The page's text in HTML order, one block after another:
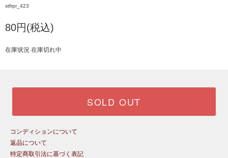
stfrpr_423
80円(税込)
在庫状況 在庫切れ中
SOLD OUT
コンディションについて
返品について
特定商取引法に基づく表記